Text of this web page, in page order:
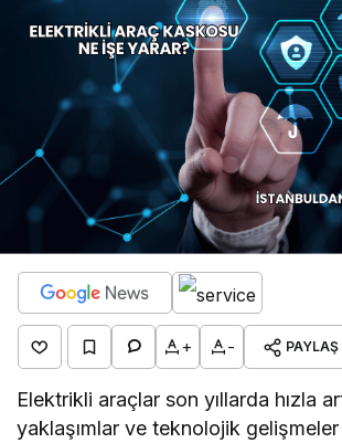
+ - PAYLAŞ
Elektrikli araçlar son yıllarda hızla
yaklaşımlar ve teknolojik